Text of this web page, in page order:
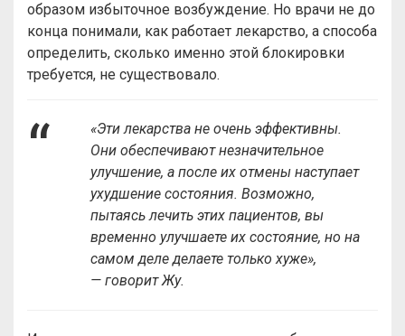
образом избыточное возбуждение. Но врачи не до
конца понимали, как работает лекарство, а способа
определить, сколько именно этой блокировки
требуется, не существовало.
«Эти лекарства не очень эффективны.
Они обеспечивают незначительное
улучшение, а после их отмены наступает
ухудшение состояния. Возможно,
пытаясь лечить этих пациентов, вы
временно улучшаете их состояние, но на
самом деле делаете только хуже»,
— говорит Жу.